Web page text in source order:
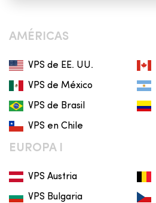
AMÉRICAS
VPS de EE. UU.
VPS de México
VPS de Brasil
VPS en Chile
EUROPA I
VPS Austria
VPS Bulgaria